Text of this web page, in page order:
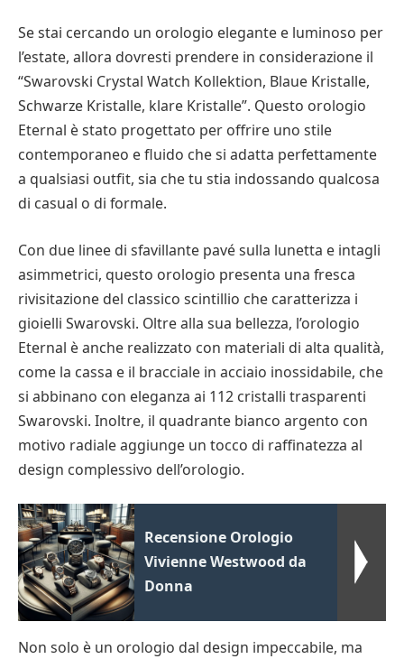
Se stai cercando un orologio elegante e luminoso per
l’estate, allora dovresti prendere in considerazione il
“Swarovski Crystal Watch Kollektion, Blaue Kristalle,
Schwarze Kristalle, klare Kristalle”. Questo orologio
Eternal è stato progettato per offrire uno stile
contemporaneo e fluido che si adatta perfettamente
a qualsiasi outfit, sia che tu stia indossando qualcosa
di casual o di formale.
Con due linee di sfavillante pavé sulla lunetta e intagli
asimmetrici, questo orologio presenta una fresca
rivisitazione del classico scintillio che caratterizza i
gioielli Swarovski. Oltre alla sua bellezza, l’orologio
Eternal è anche realizzato con materiali di alta qualità,
come la cassa e il bracciale in acciaio inossidabile, che
si abbinano con eleganza ai 112 cristalli trasparenti
Swarovski. Inoltre, il quadrante bianco argento con
motivo radiale aggiunge un tocco di raffinatezza al
design complessivo dell’orologio.
Recensione Orologio
Vivienne Westwood da
Donna
Non solo è un orologio dal design impeccabile, ma